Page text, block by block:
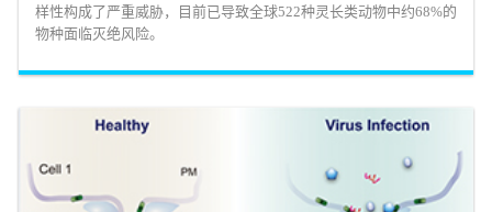
样性构成了严重威胁，目前已导致全球522种灵长类动物中约68%的
物种面临灭绝风险。